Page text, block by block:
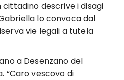
cittadino descrive i disagi
lo convoca dal
vie legali a tutela
a Desenzano del
“Caro vescovo di